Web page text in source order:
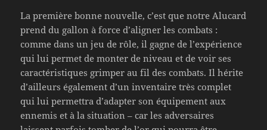
La première bonne nouvelle, c’est que notre Alucard
prend du gallon à force d’aligner les combats :
comme dans un jeu de rôle, il gagne de l’expérience
qui lui permet de monter de niveau et de voir ses
caractéristiques grimper au fil des combats. Il hérite
d’ailleurs également d’un inventaire très complet
qui lui permettra d’adapter son équipement aux
ennemis et à la situation – car les adversaires